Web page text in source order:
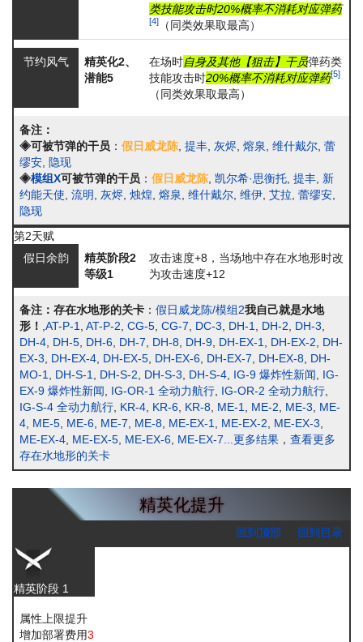
类技能攻击时20%概率不消耗对应弹药
[4] （同类效果取最高）
节约风气
精英化2、
潜能5
在场时自身及其他【狙击】干员弹药类
技能攻击时20%概率不消耗对应弹药[5]
（同类效果取最高）
备注：
◈可被节弹的干员 ： 假日威龙陈 提丰 灰烬 熔泉 维什戴尔 蕾
缪安 隐现
◈模组X可被节弹的干员 ： 假日威龙陈 凯尔希·思衡托 提丰 新
约能天使 流明 灰烬 烛煌 熔泉 维什戴尔 维伊 艾拉 蕾缪安
隐现
第2天赋
假日余韵
精英阶段2
等级1
攻击速度+8，当场地中存在水地形时改
为攻击速度+12
备注： 存在水地形的关卡 ： 假日威龙陈/模组2我自己就是水地
形！ AT-P-1 AT-P-2 CG-5 CG-7 DC-3 DH-1 DH-2 DH-3
DH-4 DH-5 DH-6 DH-7 DH-8 DH-9 DH-EX-1 DH-EX-2
DH-
EX-3
DH-EX-4 DH-EX-5 DH-EX-6 DH-EX-7 DH-EX-8 DH-
MO-1
DH-S-1 DH-S-2 DH-S-3 DH-S-4 IG-9 爆炸性新闻
IG-
EX-9 爆炸性新闻
IG-OR-1 全动力航行 IG-OR-2 全动力航行
IG-S-4 全动力航行 KR-4 KR-6 KR-8 ME-1 ME-2 ME-3
ME-
4 ME-5 ME-6 ME-7 ME-8 ME-EX-1 ME-EX-2 ME-EX-3
ME-EX-4 ME-EX-5 ME-EX-6 ME-EX-7 ...更多结果 ， 查看更多
存在水地形的关卡
精英化提升
回到顶部 回到目录
精英阶段 1
属性上限提升
增加部署费用3